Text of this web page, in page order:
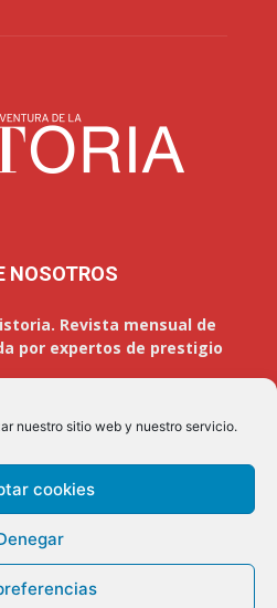
nuestro sitio web y nuestro servicio.
cookies
NOSOTROS
Revista mensual de
por expertos de prestigio
de privacidad